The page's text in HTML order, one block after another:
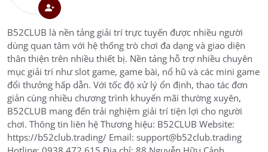
B52CLUB là nền tảng giải trí trực tuyến được nhiều người
dùng quan tâm với hệ thống trò chơi đa dạng và giao diện
thân thiện trên nhiều thiết bị. Nền tảng hỗ trợ nhiều chuyên
mục giải trí như slot game, game bài, nổ hũ và các mini game
đổi thưởng hấp dẫn. Với tốc độ xử lý ổn định, thao tác đơn
giản cùng nhiều chương trình khuyến mãi thường xuyên,
B52CLUB mang đến trải nghiệm giải trí tiện lợi cho người
chơi. Thông tin liên hệ Thương hiệu: B52CLUB Website:
https://b52club.trading/ Email: support@b52club.trading